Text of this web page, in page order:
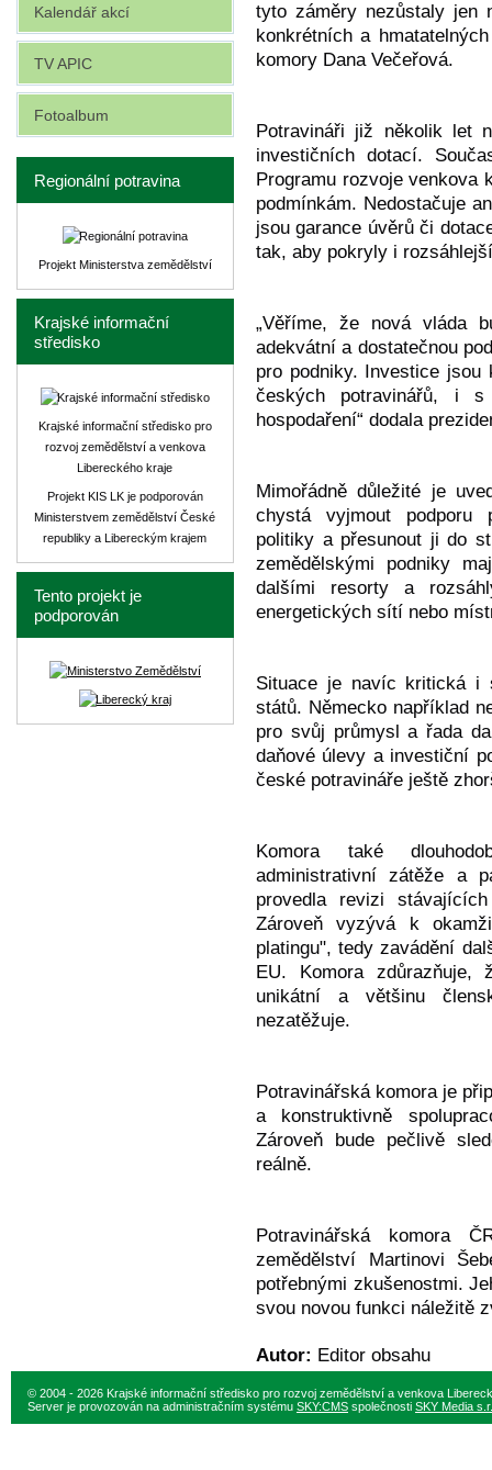
tyto záměry nezůstaly jen
konkrétních a
komory Dana Večeřová.
Potravináři již několik let
investičních dotací.
Programu rozvoje venkova
podmínkám. Nedostačuje
jsou garance úvěrů či
tak, aby pokryly i
„Věříme, že nová vláda
adekvátní a dostatečnou
pro podniky. Investice jsou
českých potravinářů, i s
hospodaření“ dodala
Mimořádně důležité je
chystá vyjmout podporu
politiky a přesunout ji do
zemědělskými podniky
dalšími resorty a
energetických sítí nebo
Situace je navíc kritická i
států. Německo například
pro svůj průmysl a řada
daňové úlevy a investiční
české potravináře ještě
Komora také
administrativní zátěže a
provedla revizi
Zároveň vyzývá k
platingu", tedy zavádění
EU. Komora
unikátní a většinu
nezatěžuje.
Potravinářská komora je
a konstruktivně
Zároveň bude pečlivě
reálně.
Potravinářská komora
zemědělství Martinovi
potřebnými zkušenostmi.
svou novou funkci náležitě
Autor: Editor obsahu
Kalendář akcí
TV APIC
Fotoalbum
Regionální potravina
Projekt Ministerstva zemědělství
Krajské informační
středisko
Krajské informační středisko pro
rozvoj zemědělství a venkova
Libereckého kraje
Projekt KIS LK je podporován
Ministerstvem zemědělství České
republiky a Libereckým krajem
Tento projekt je
podporován
© 2004 - 2026 Krajské informační středisko pro rozvoj zemědělství a venkova
Server je provozován na administračním systému SKY:CMS společnosti SKY Media